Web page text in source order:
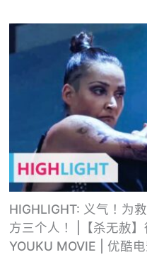
HIGHLIGHT: 义气！为
方三个人！ |【杀无赦
YOUKU MOVIE | 优酷